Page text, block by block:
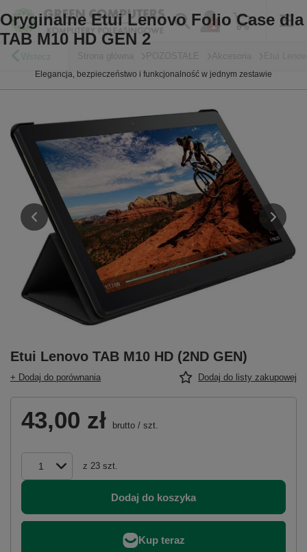
Wstecz Strona główna POZOSTAŁE Akcesoria
Etui Lenovo TAB M10 HD (2ND GEN)
+ Dodaj do porównania Dodaj do listy zakupowej
43,00 zł brutto / szt.
z 23 szt.
Dodaj do koszyka
Oryginalne Etui Lenovo Folio Case dla
TAB M10 HD GEN 2
Elegancja, bezpieczeństwo i funkcjonalność w jednym zestawie